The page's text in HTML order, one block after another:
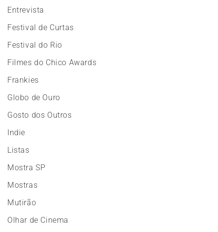
Entrevista
Festival de Curtas
Festival do Rio
Filmes do Chico Awards
Frankies
Globo de Ouro
Gosto dos Outros
Indie
Listas
Mostra SP
Mostras
Mutirão
Olhar de Cinema